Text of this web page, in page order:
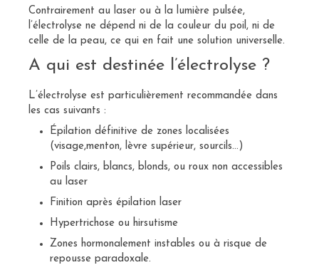
Contrairement au laser ou à la lumière pulsée,
l’électrolyse ne dépend ni de la couleur du poil, ni de
celle de la peau, ce qui en fait une solution universelle.
A qui est destinée l’électrolyse ?
L’électrolyse est particulièrement recommandée dans
les cas suivants :
Épilation définitive de zones localisées
(visage,menton, lèvre supérieur, sourcils…)
Poils clairs, blancs, blonds, ou roux non accessibles
au laser
Finition après épilation laser
Hypertrichose ou hirsutisme
Zones hormonalement instables ou à risque de
repousse paradoxale.